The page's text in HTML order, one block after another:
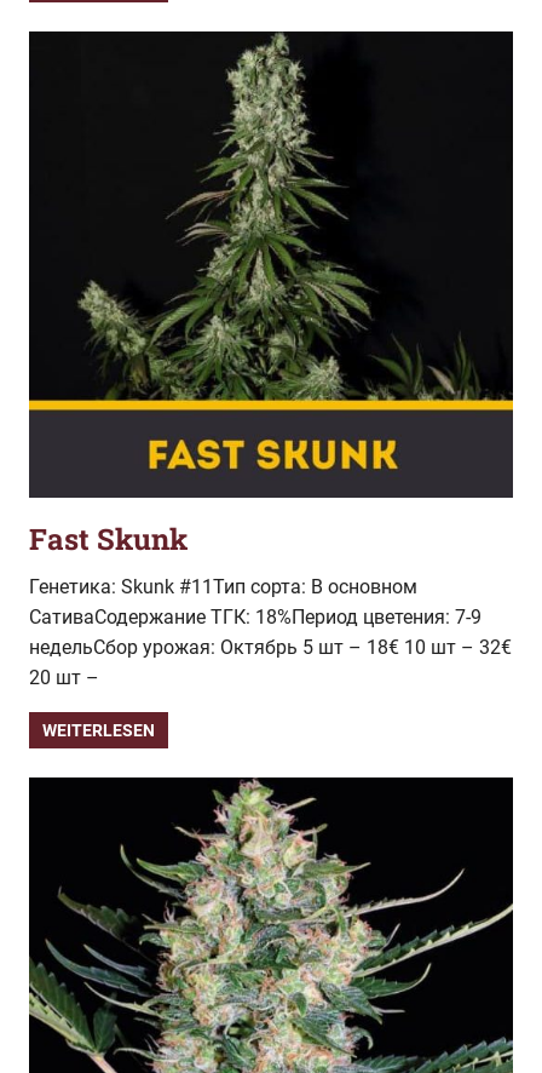
Fast Skunk
Генетика: Skunk #11Тип сорта: В основном
СативаСодержание ТГК: 18%Период цветения: 7-9
недельСбор урожая: Октябрь 5 шт – 18€ 10 шт – 32€
20 шт –
WEITERLESEN